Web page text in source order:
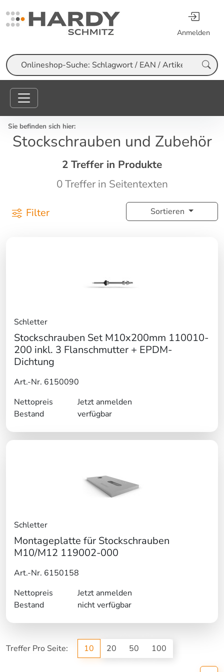
Anmelden
Suche
Sie befinden sich hier:
Stockschrauben und Zubehör
2 Treffer in Produkte
0 Treffer in Seitentexten
Filter Sortieren
Schletter
Stockschrauben Set M10x200mm 110010-
200 inkl. 3 Flanschmutter + EPDM-
Dichtung
Art.-Nr. 6150090
Nettopreis
Jetzt anmelden
Bestand
verfügbar
Schletter
Montageplatte für Stockschrauben
M10/M12 119002-000
Art.-Nr. 6150158
Nettopreis
Jetzt anmelden
Bestand
nicht verfügbar
Treffer Pro Seite: 10 20 50 100